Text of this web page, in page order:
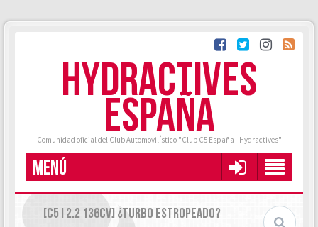
HYDRACTIVES
ESPAÑA
Comunidad oficial del Club Automovilístico "Club C5 España - Hydractives"
MENÚ
[C5 I 2.2 136CV] ¿TURBO ESTROPEADO?